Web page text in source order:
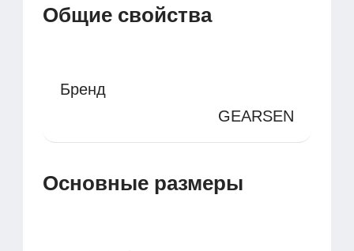
Общие свойства
Бренд
GEARSEN
Основные размеры